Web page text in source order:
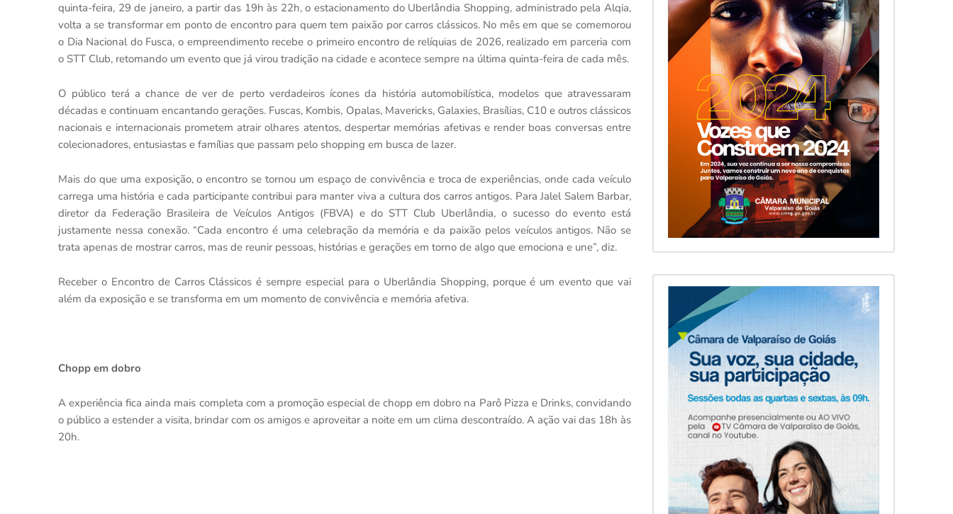
quinta-feira, 29 de janeiro, a partir das 19h às 22h, o estacionamento do Uberlândia Shopping, administrado pela Alqia,
volta a se transformar em ponto de encontro para quem tem paixão por carros clássicos. No mês em que se comemorou
o Dia Nacional do Fusca, o empreendimento recebe o primeiro encontro de relíquias de 2026, realizado em parceria com
o STT Club, retomando um evento que já virou tradição na cidade e acontece sempre na última quinta-feira de cada mês.
O público terá a chance de ver de perto verdadeiros ícones da história automobilística, modelos que atravessaram
décadas e continuam encantando gerações. Fuscas, Kombis, Opalas, Mavericks, Galaxies, Brasílias, C10 e outros clássicos
nacionais e internacionais prometem atrair olhares atentos, despertar memórias afetivas e render boas conversas entre
colecionadores, entusiastas e famílias que passam pelo shopping em busca de lazer.
Mais do que uma exposição, o encontro se tornou um espaço de convivência e troca de experiências, onde cada veículo
carrega uma história e cada participante contribui para manter viva a cultura dos carros antigos. Para Jalel Salem Barbar,
diretor da Federação Brasileira de Veículos Antigos (FBVA) e do STT Club Uberlândia, o sucesso do evento está
justamente nessa conexão. “Cada encontro é uma celebração da memória e da paixão pelos veículos antigos. Não se
trata apenas de mostrar carros, mas de reunir pessoas, histórias e gerações em torno de algo que emociona e une”, diz.
Receber o Encontro de Carros Clássicos é sempre especial para o Uberlândia Shopping, porque é um evento que vai
além da exposição e se transforma em um momento de convivência e memória afetiva.
Chopp em dobro
A experiência fica ainda mais completa com a promoção especial de chopp em dobro na Parô Pizza e Drinks, convidando
o público a estender a visita, brindar com os amigos e aproveitar a noite em um clima descontraído. A ação vai das 18h às
20h.